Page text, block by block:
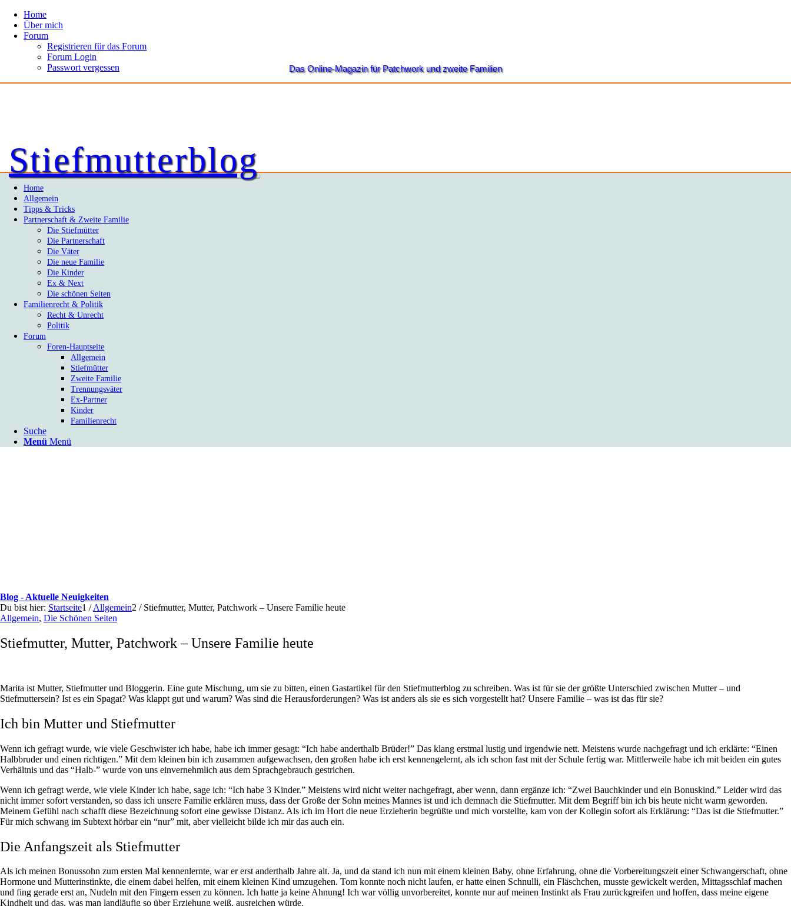
Home
Über mich
Forum
Registrieren für das Forum
Forum Login
Passwort vergessen
Stiefmutterblog
Das Online-Magazin für Patchwork und zweite Familien
Home
Allgemein
Tipps & Tricks
Partnerschaft & Zweite Familie
Die Stiefmütter
Die Partnerschaft
Die Väter
Die neue Familie
Die Kinder
Ex & Next
Die schönen Seiten
Familienrecht & Politik
Recht & Unrecht
Politik
Forum
Foren-Hauptseite
Allgemein
Stiefmütter
Zweite Familie
Trennungsväter
Ex-Partner
Kinder
Familienrecht
Suche
Menü Menü
Blog - Aktuelle Neuigkeiten
Du bist hier: Startseite1 / Allgemein2 / Stiefmutter, Mutter, Patchwork – Unsere Familie heute
Allgemein, Die Schönen Seiten
Stiefmutter, Mutter, Patchwork – Unsere Familie heute
Marita ist Mutter, Stiefmutter und Bloggerin. Eine gute Mischung, um sie zu bitten, einen Gastartikel für den Stiefmutterblog zu schreiben. Was ist für sie der größte Unterschied zwischen Mutter – und
Stiefmuttersein? Ist es ein Spagat? Was klappt gut und warum? Was sind die Herausforderungen? Was ist anders als sie es sich vorgestellt hat? Unsere Familie – was ist das für sie?
Ich bin Mutter und Stiefmutter
Wenn ich gefragt wurde, wie viele Geschwister ich habe, habe ich immer gesagt: “Ich habe anderthalb Brüder!” Das klang erstmal lustig und irgendwie nett. Meistens wurde nachgefragt und ich erklärte: “Einen
Halbbruder und einen richtigen.” Mit dem kleinen bin ich zusammen aufgewachsen, den großen habe ich erst kennengelernt, als ich schon fast mit der Schule fertig war. Mittlerweile habe ich mit beiden ein gutes
Verhältnis und das “Halb-” wurde von uns einvernehmlich aus dem Sprachgebrauch gestrichen.
Wenn ich gefragt werde, wie viele Kinder ich habe, sage ich: “Ich habe 3 Kinder.” Meistens wird nicht weiter nachgefragt, aber wenn, dann ergänze ich: “Zwei Bauchkinder und ein Bonuskind.” Leider wird das
nicht immer sofort verstanden, so dass ich unsere Familie erklären muss, dass der Große der Sohn meines Mannes ist und ich demnach die Stiefmutter. Mit dem Begriff bin ich bis heute nicht warm geworden.
Meinem Gefühl nach schafft diese Bezeichnung sofort eine gewisse Distanz. Als ich im Hort die neue Erzieherin begrüßte und mich vorstellte, kam von der Kollegin sofort als Erklärung: “Das ist die Stiefmutter.”
Für mich schwang im Subtext hörbar ein “nur” mit, aber vielleicht bilde ich mir das auch ein.
Die Anfangszeit als Stiefmutter
Als ich meinen Bonussohn zum ersten Mal kennenlernte, war er erst anderthalb Jahre alt. Ja, und da stand ich nun mit einem kleinen Baby, ohne Erfahrung, ohne die Vorbereitungszeit einer Schwangerschaft, ohne
Hormone und Mutterinstinkte, die einem dabei helfen, mit einem kleinen Kind umzugehen. Tom konnte noch nicht laufen, er hatte einen Schnulli, ein Fläschchen, musste gewickelt werden, Mittagsschlaf machen
und fing gerade erst an, Nudeln mit den Fingern essen zu können. Ich hatte ja keine Ahnung! Ich war völlig unvorbereitet, konnte nur auf meinen Instinkt als Frau zurückgreifen und hoffen, dass meine eigene
Kindheit und das, was man landläufig so über Erziehung weiß, ausreichen würde.